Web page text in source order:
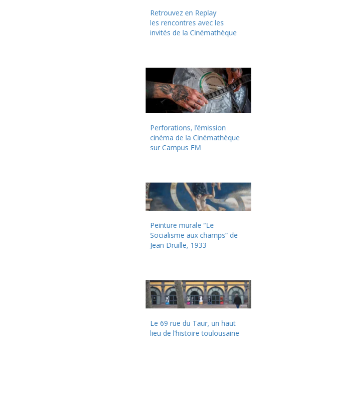
Retrouvez en Replay
les rencontres avec les
invités de la Cinémathèque
Perforations, l’émission
cinéma de la Cinémathèque
sur Campus FM
Peinture murale “Le
Socialisme aux champs” de
Jean Druille, 1933
Le 69 rue du Taur, un haut
lieu de l’histoire toulousaine